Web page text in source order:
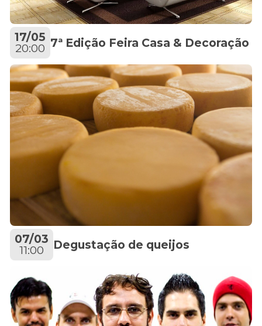
17/05
20:00 7ª Edição Feira Casa & Decoração
07/03
11:00 Degustação de queijos